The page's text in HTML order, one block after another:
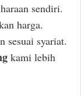
sendiri.
harga.
sesuai syariat.
kami lebih